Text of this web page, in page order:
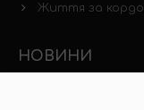
Життя за
НОВИНИ